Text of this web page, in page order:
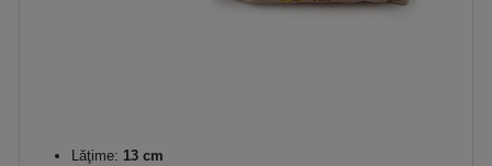
Lăţime: 13 cm